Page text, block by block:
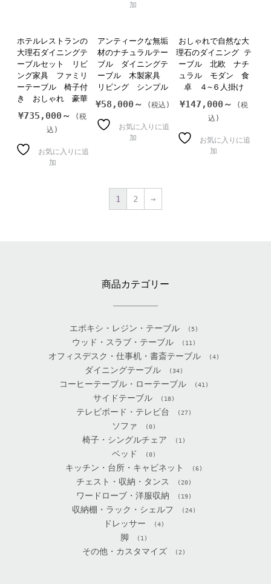
加
ホテルレストランの
大理石ダイニングテ
ーブルセット リビ
ング家具 ファミリ
ーテーブル 椅子付
き おしゃれ 豪華
¥735,000～
お気に入りに追
加
アンティークな無垢
材のナチュラルテー
ブル ダイニングテ
ーブル 木製家具
リビング シンプル
¥58,000～
お気に入りに追
加
おしゃれで自然な大
理石のダイニング テ
ーブル 北欧 ナチ
ュラル モダン 食
卓 ４~６人掛け
¥147,000～
お気に入りに追
加
1 2 →
商品カテゴリー
エポキシ・レジン・テーブル (5)
ウッド・スラブ・テーブル (11)
オフィスデスク・仕事机・書斎テーブル (4)
ダイニングテーブル (34)
コーヒーテーブル・ローテーブル (41)
サイドテーブル (18)
テレビボード・テレビ台 (27)
ソファ (0)
椅子・シングルチェア (1)
ベッド (0)
キッチン・台所・キャビネット (6)
チェスト・収納・タンス (20)
ワードローブ・洋服収納 (19)
収納棚・ラック・シェルフ (24)
ドレッサー (4)
脚 (1)
その他・カスタマイズ (2)